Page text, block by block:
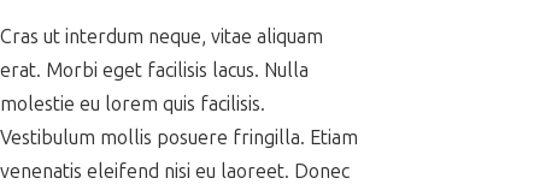
Cras ut interdum neque, vitae aliquam
erat. Morbi eget facilisis lacus. Nulla
molestie eu lorem quis facilisis.
Vestibulum mollis posuere fringilla. Etiam
venenatis eleifend nisi eu laoreet. Donec